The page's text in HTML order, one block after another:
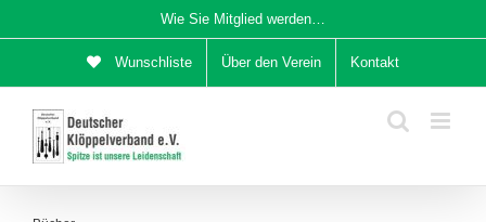
Inhalt
Wie Sie Mitglied werden…
Wunschliste Über den Verein Kontakt